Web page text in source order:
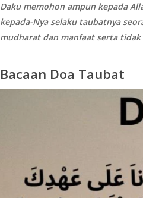
Daku memohon ampun kepada
kepada-Nya selaku taubatnya
mudharat dan manfaat serta
Bacaan Doa Taubat